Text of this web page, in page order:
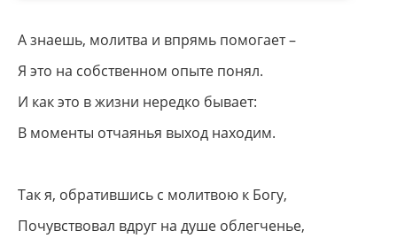
А знаешь, молитва и впрямь помогает –
Я это на собственном опыте понял.
И как это в жизни нередко бывает:
В моменты отчаянья выход находим.
Так я, обратившись с молитвою к Богу,
Почувствовал вдруг на душе облегченье,